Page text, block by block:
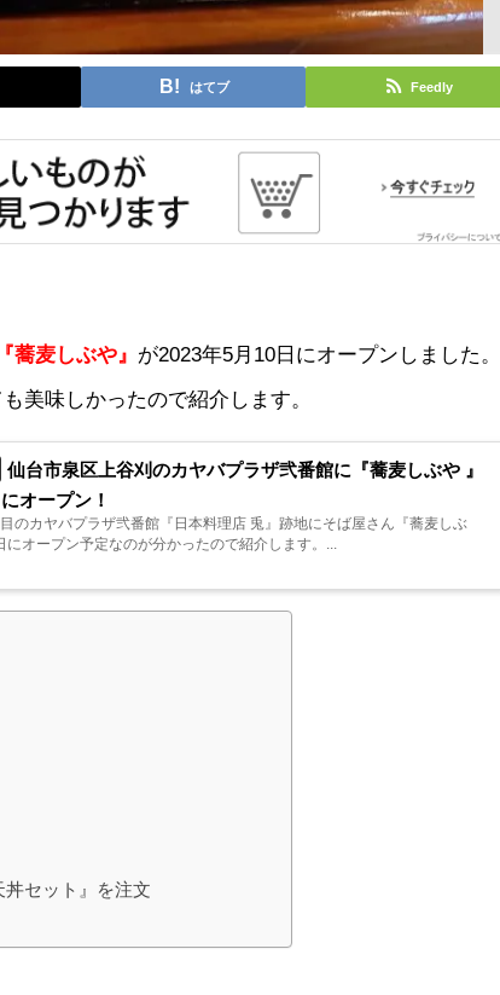
はてブ Feedly
『蕎麦しぶや』 が2023年5月10日にオープンしました。
美味しかったので紹介します。
仙台市泉区上谷刈のカヤバプラザ弐番館に『蕎麦しぶや 』
オープン！
のカヤバプラザ弐番館『日本料理店 兎』跡地にそば屋さん『蕎麦しぶ
オープン予定なのが分かったので紹介します。...
セット』を注文